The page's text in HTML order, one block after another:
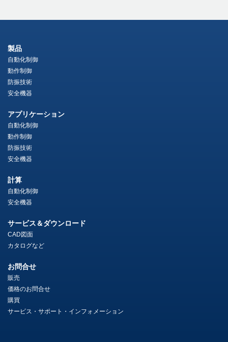
製品
自動化制御
動作制御
防振技術
安全機器
アプリケーション
自動化制御
動作制御
防振技術
安全機器
計算
自動化制御
安全機器
サービス＆ダウンロード
CAD図面
カタログなど
お問合せ
販売
価格のお問合せ
購買
サービス・サポート・インフォメーション